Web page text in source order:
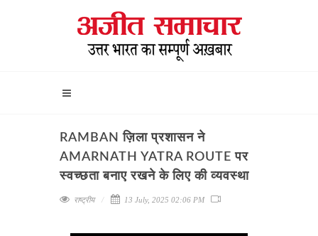
RAMBAN ज़िला प्रशासन ने
AMARNATH YATRA ROUTE पर
स्वच्छता बनाए रखने के लिए की व्यवस्था
राष्ट्रीय 13 July, 2025 02:06 PM